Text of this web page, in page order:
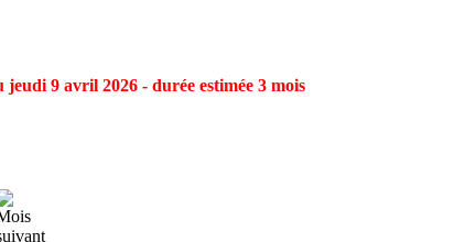
9 avril 2026 - durée estimée 3 mois